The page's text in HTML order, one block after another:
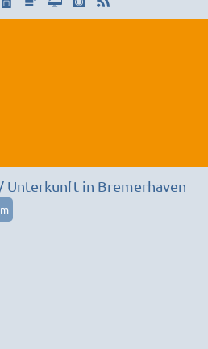
Unterkunft in Bremerhaven